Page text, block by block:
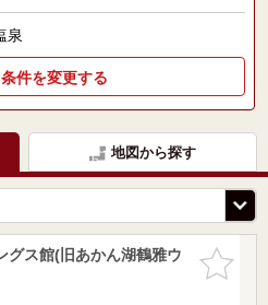
泉
件を変更する
地図から探す
お気に入
りに追加
グス館(旧あかん湖鶴雅ウ